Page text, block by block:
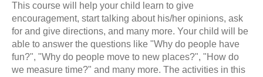
This course will help your child learn to give
encouragement, start talking about his/her opinions, ask
for and give directions, and many more. Your child will be
able to answer the questions like "Why do people have
fun?", "Why do people move to new places?", "How do
we measure time?" and many more. The activities in this